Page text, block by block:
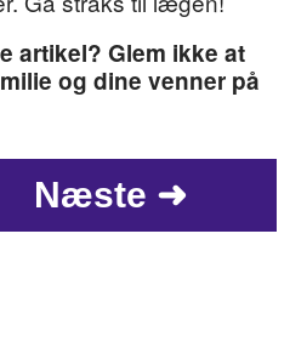
artikel? Glem ikke at
og dine venner på
Næste ➜